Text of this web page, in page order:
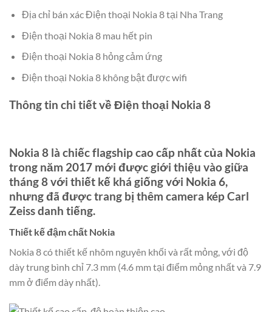
Địa chỉ bán xác Điện thoại Nokia 8 tại Nha Trang
Điện thoại Nokia 8 mau hết pin
Điện thoại Nokia 8 hỏng cảm ứng
Điện thoại Nokia 8 không bật được wifi
Thông tin chi tiết về Điện thoại Nokia 8
Nokia 8 là chiếc flagship cao cấp nhất của Nokia
trong năm 2017 mới được giới thiệu vào giữa
tháng 8 với thiết kế khá giống với Nokia 6,
nhưng đã được trang bị thêm camera kép Carl
Zeiss danh tiếng.
Thiết kế đậm chất Nokia
Nokia 8 có thiết kế nhôm nguyên khối và rất mỏng, với độ
dày trung bình chỉ 7.3 mm (4.6 mm tại điểm mỏng nhất và 7.9
mm ở điểm dày nhất).